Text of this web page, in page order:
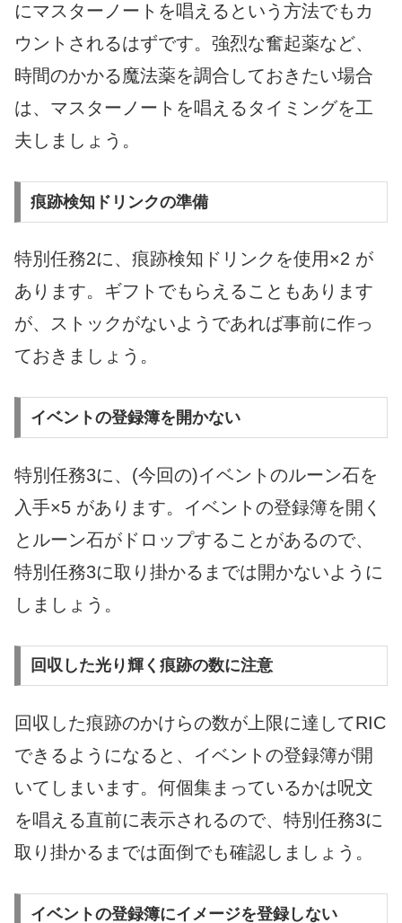
にマスターノートを唱えるという方法でもカ
ウントされるはずです。強烈な奮起薬など、
時間のかかる魔法薬を調合しておきたい場合
は、マスターノートを唱えるタイミングを工
夫しましょう。
痕跡検知ドリンクの準備
特別任務2に、痕跡検知ドリンクを使用×2 が
あります。ギフトでもらえることもあります
が、ストックがないようであれば事前に作っ
ておきましょう。
イベントの登録簿を開かない
特別任務3に、(今回の)イベントのルーン石を
入手×5 があります。イベントの登録簿を開く
とルーン石がドロップすることがあるので、
特別任務3に取り掛かるまでは開かないように
しましょう。
回収した光り輝く痕跡の数に注意
回収した痕跡のかけらの数が上限に達してRIC
できるようになると、イベントの登録簿が開
いてしまいます。何個集まっているかは呪文
を唱える直前に表示されるので、特別任務3に
取り掛かるまでは面倒でも確認しましょう。
イベントの登録簿にイメージを登録しない